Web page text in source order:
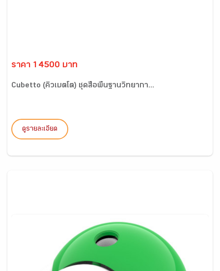
ราคา 14500 บาท
Cubetto (คิวเบตโต) ชุดสื่อพื้นฐานวิทยากา...
ดูรายละเอียด